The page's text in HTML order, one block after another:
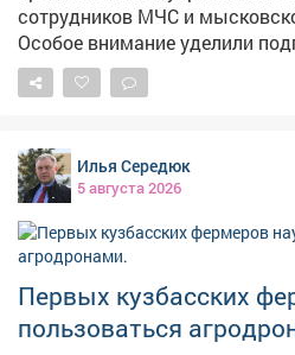
сотрудников МЧС и
Особое внимание уделили
Илья Середюк
5 августа 2026
Первых кузбасских
пользоваться